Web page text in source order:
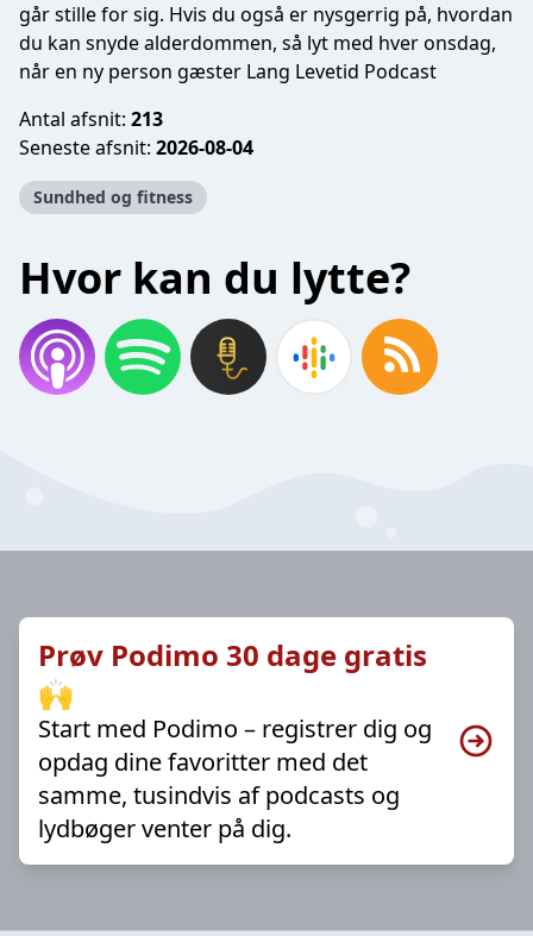
går stille for sig. Hvis du også er nysgerrig på, hvordan
du kan snyde alderdommen, så lyt med hver onsdag,
når en ny person gæster Lang Levetid Podcast
Antal afsnit: 213
Seneste afsnit: 2026-08-04
Sundhed og fitness
Hvor kan du lytte?
Prøv Podimo 30 dage gratis
🙌
Start med Podimo – registrer dig og
opdag dine favoritter med det
samme, tusindvis af podcasts og
lydbøger venter på dig.